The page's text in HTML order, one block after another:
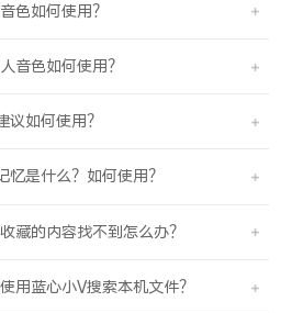
色如何使用？
音色如何使用？
如何使用？
是什么？如何使用？
藏的内容找不到怎么办？
用蓝心小V搜索本机文件？